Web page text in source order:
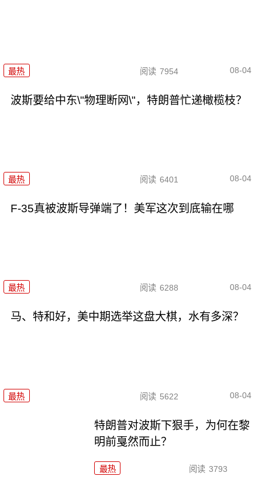
最热 阅读 7954 08-04
波斯要给中东\"物理断网\"，特朗普忙递橄榄枝？
最热 阅读 6401 08-04
F-35真被波斯导弹端了！美军这次到底输在哪
最热 阅读 6288 08-04
马、特和好，美中期选举这盘大棋，水有多深？
最热 阅读 5622 08-04
特朗普对波斯下狠手，为何在黎
明前戛然而止？
最热 阅读 3793